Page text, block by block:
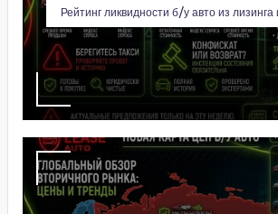
Рейтинг ликвидности б/у авто из лизинга